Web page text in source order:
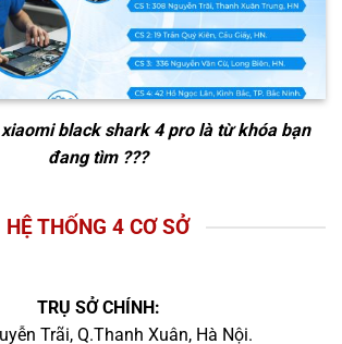
black shark 4 prolà từ khóa bạn
đang tìm ???
HỆ THỐNG 4 CƠ SỞ
TRỤ SỞ CHÍNH:
Trãi, Q.Thanh Xuân, Hà Nội.